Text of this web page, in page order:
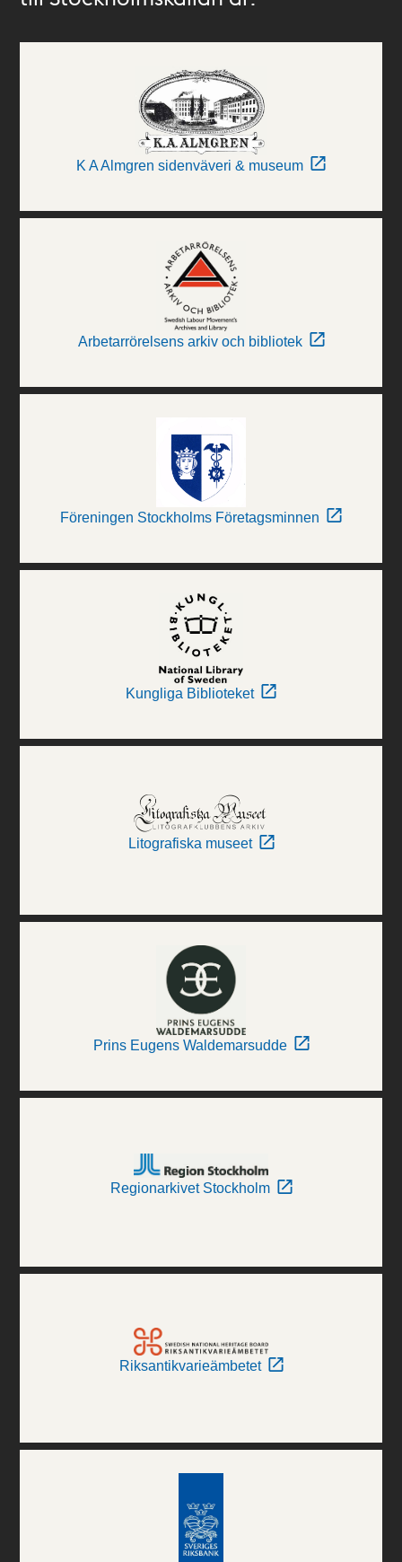
K A Almgren sidenväveri & museum
Arbetarrörelsens arkiv och bibliotek
Föreningen Stockholms Företagsminnen
Kungliga Biblioteket
Litografiska museet
Prins Eugens Waldemarsudde
Regionarkivet Stockholm
Riksantikvarieämbetet